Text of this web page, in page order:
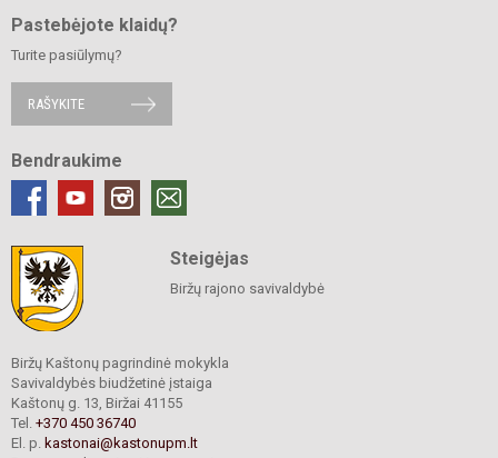
Pastebėjote klaidų?
Turite pasiūlymų?
RAŠYKITE
Bendraukime
Steigėjas
Biržų rajono savivaldybė
Biržų Kaštonų pagrindinė mokykla
Savivaldybės biudžetinė įstaiga
Kaštonų g. 13, Biržai 41155
Tel. +370 450 36740
El. p. kastonai@kastonupm.lt